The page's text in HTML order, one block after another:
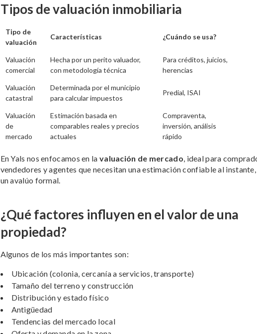
Tipos de valuación inmobiliaria
Tipo de
valuación
Características ¿Cuándo se usa?
Valuación
comercial
Hecha por un perito valuador,
con metodología técnica
Para créditos, juicios,
herencias
Valuación
catastral
Determinada por el municipio
para calcular impuestos
Predial, ISAI
Valuación
de
mercado
Estimación basada en
comparables reales y precios
actuales
Compraventa,
inversión, análisis
rápido
En Yals nos enfocamos en la valuación de mercado , ideal para
vendedores y agentes que necesitan una estimación confiable al
un avalúo formal.
¿Qué factores influyen en el valor de una
propiedad?
Algunos de los más importantes son:
Ubicación (colonia, cercanía a servicios, transporte)
Tamaño del terreno y construcción
Distribución y estado físico
Antigüedad
Tendencias del mercado local